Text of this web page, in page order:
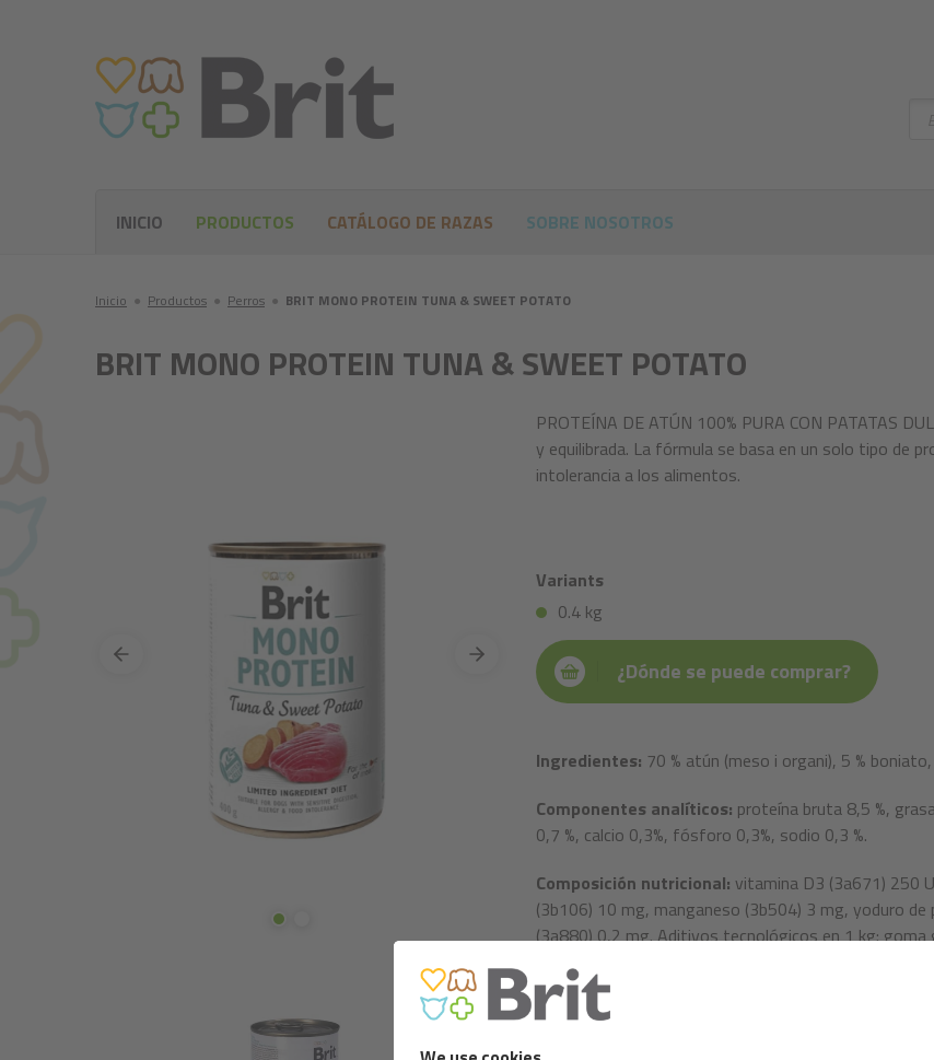
Inicio ● Productos ● Perros ● BRIT MONO PROTEIN TUNA & SWEET POTATO
BRIT MONO PROTEIN TUNA & SWEET POTATO
PROTEÍNA DE ATÚN 100% PURA CON PATATAS
y equilibrada. La fórmula se basa en un solo tipo de
intolerancia a los alimentos.
Variants
0.4 kg
¿Dónde se puede comprar?
Ingredientes: 70 % atún (meso i organi), 5 %
Componentes analíticos: proteína bruta 8,5 %,
0,7 %, calcio 0,3%, fósforo 0,3%, sodio 0,3 %.
Composición nutricional: vitamina D3 (3a671) 250
(3b106) 10 mg, manganeso (3b504) 3 mg, yoduro
(3a880) 0,2 mg. Aditivos tecnológicos en 1 kg:
Metabolizable energy:
INICIO PRODUCTOS CATÁLOGO DE RAZAS SOBRE NOSOTROS